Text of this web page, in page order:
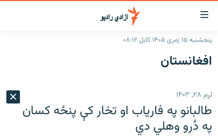
د
لاسرسۍ
وړ
لېنکونه
اصلي
ته
ورتلل
اصلي
مېنو
کورپاڼه
راپورونه
سیمه
منځنی ختیځ
افغانستان
نړۍ
د خپرونو جدول
مرکې
پنجشنبه ۱۵ زمری ۱۴۰۵ کابل ۰۸:۱۲
افغانستان
لړم ۲۸, ۱۴۰۳
طالبانو په فاریاب او تخار کې پنځه کسان
په دُرو وهلي دي